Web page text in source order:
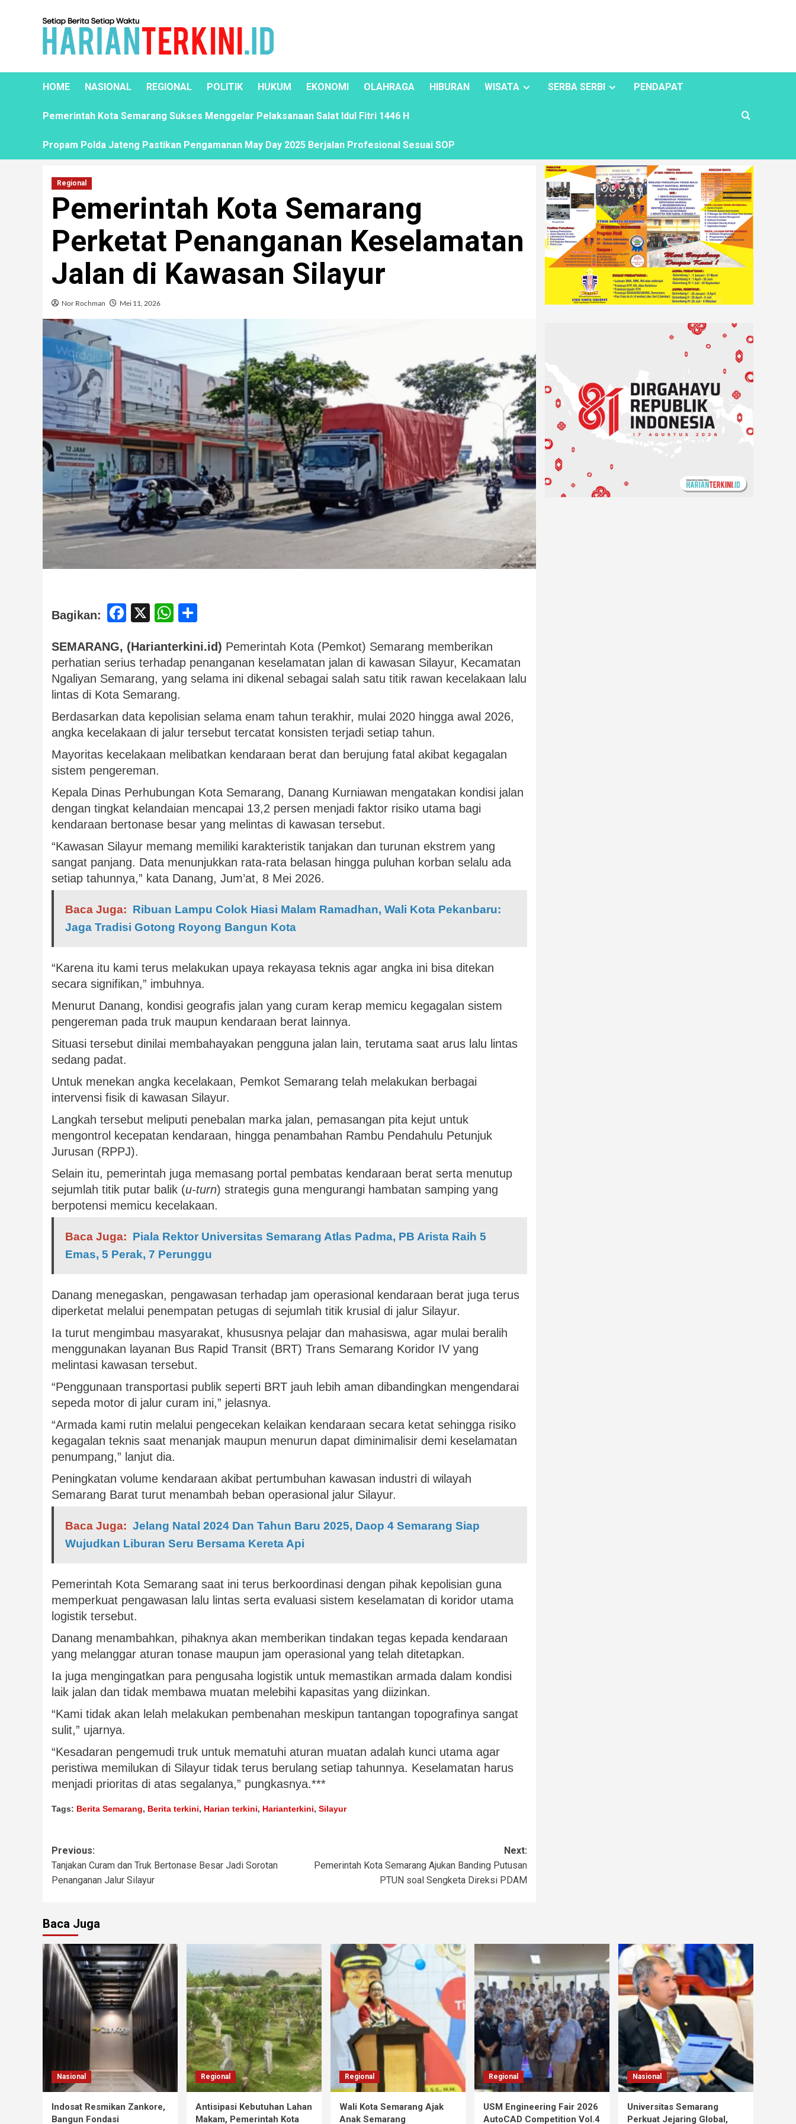
HOME NASIONAL REGIONAL POLITIK HUKUM EKONOMI OLAHRAGA HIBURAN WISATA SERBA SERBI PENDAPAT
Pemerintah Kota Semarang Sukses Menggelar Pelaksanaan Salat Idul Fitri 1446 H
Propam Polda Jateng Pastikan Pengamanan May Day 2025 Berjalan Profesional Sesuai SOP
Regional
Pemerintah Kota Semarang
Perketat Penanganan Keselamatan
Jalan di Kawasan Silayur
Nor Rochman Mei 11, 2026
Bagikan: Facebook
X WhatsApp
SEMARANG, (Harianterkini.id) Pemerintah Kota (Pemkot) Semarang memberikan
perhatian serius terhadap penanganan keselamatan jalan di kawasan Silayur, Kecamatan
Ngaliyan Semarang, yang selama ini dikenal sebagai salah satu titik rawan kecelakaan lalu
lintas di Kota Semarang.
Berdasarkan data kepolisian selama enam tahun terakhir, mulai 2020 hingga awal 2026,
angka kecelakaan di jalur tersebut tercatat konsisten terjadi setiap tahun.
Mayoritas kecelakaan melibatkan kendaraan berat dan berujung fatal akibat kegagalan
sistem pengereman.
Kepala Dinas Perhubungan Kota Semarang, Danang Kurniawan mengatakan kondisi jalan
dengan tingkat kelandaian mencapai 13,2 persen menjadi faktor risiko utama bagi
kendaraan bertonase besar yang melintas di kawasan tersebut.
“Kawasan Silayur memang memiliki karakteristik tanjakan dan turunan ekstrem yang
sangat panjang. Data menunjukkan rata-rata belasan hingga puluhan korban selalu ada
setiap tahunnya,” kata Danang, Jum’at, 8 Mei 2026.
Baca Juga: Ribuan Lampu Colok Hiasi Malam Ramadhan, Wali Kota Pekanbaru:
Jaga Tradisi Gotong Royong Bangun Kota
“Karena itu kami terus melakukan upaya rekayasa teknis agar angka ini bisa ditekan
secara signifikan,” imbuhnya.
Menurut Danang, kondisi geografis jalan yang curam kerap memicu kegagalan sistem
pengereman pada truk maupun kendaraan berat lainnya.
Situasi tersebut dinilai membahayakan pengguna jalan lain, terutama saat arus lalu lintas
sedang padat.
Untuk menekan angka kecelakaan, Pemkot Semarang telah melakukan berbagai
intervensi fisik di kawasan Silayur.
Langkah tersebut meliputi penebalan marka jalan, pemasangan pita kejut untuk
mengontrol kecepatan kendaraan, hingga penambahan Rambu Pendahulu Petunjuk
Jurusan (RPPJ).
Selain itu, pemerintah juga memasang portal pembatas kendaraan berat serta menutup
sejumlah titik putar balik (u-turn) strategis guna mengurangi hambatan samping yang
berpotensi memicu kecelakaan.
Baca Juga: Piala Rektor Universitas Semarang Atlas Padma, PB Arista Raih 5
Emas, 5 Perak, 7 Perunggu
Danang menegaskan, pengawasan terhadap jam operasional kendaraan berat juga terus
diperketat melalui penempatan petugas di sejumlah titik krusial di jalur Silayur.
Ia turut mengimbau masyarakat, khususnya pelajar dan mahasiswa, agar mulai beralih
menggunakan layanan Bus Rapid Transit (BRT) Trans Semarang Koridor IV yang
melintasi kawasan tersebut.
“Penggunaan transportasi publik seperti BRT jauh lebih aman dibandingkan mengendarai
sepeda motor di jalur curam ini,” jelasnya.
“Armada kami rutin melalui pengecekan kelaikan kendaraan secara ketat sehingga risiko
kegagalan teknis saat menanjak maupun menurun dapat diminimalisir demi keselamatan
penumpang,” lanjut dia.
Peningkatan volume kendaraan akibat pertumbuhan kawasan industri di wilayah
Semarang Barat turut menambah beban operasional jalur Silayur.
Baca Juga: Jelang Natal 2024 Dan Tahun Baru 2025, Daop 4 Semarang Siap
Wujudkan Liburan Seru Bersama Kereta Api
Pemerintah Kota Semarang saat ini terus berkoordinasi dengan pihak kepolisian guna
memperkuat pengawasan lalu lintas serta evaluasi sistem keselamatan di koridor utama
logistik tersebut.
Danang menambahkan, pihaknya akan memberikan tindakan tegas kepada kendaraan
yang melanggar aturan tonase maupun jam operasional yang telah ditetapkan.
Ia juga mengingatkan para pengusaha logistik untuk memastikan armada dalam kondisi
laik jalan dan tidak membawa muatan melebihi kapasitas yang diizinkan.
“Kami tidak akan lelah melakukan pembenahan meskipun tantangan topografinya sangat
sulit,” ujarnya.
“Kesadaran pengemudi truk untuk mematuhi aturan muatan adalah kunci utama agar
peristiwa memilukan di Silayur tidak terus berulang setiap tahunnya. Keselamatan harus
menjadi prioritas di atas segalanya,” pungkasnya.***
Tags: Berita Semarang, Berita terkini, Harian terkini, Harianterkini, Silayur
Previous:
Tanjakan Curam dan Truk Bertonase Besar Jadi Sorotan
Penanganan Jalur Silayur
Next:
Pemerintah Kota Semarang Ajukan Banding Putusan
PTUN soal Sengketa Direksi PDAM
Baca Juga
Nasional
Indosat Resmikan Zankore,
Bangun Fondasi
Regional
Antisipasi Kebutuhan Lahan
Makam, Pemerintah Kota
Regional
Wali Kota Semarang Ajak
Anak Semarang
Regional
USM Engineering Fair 2026
AutoCAD Competition Vol.4
Nasional
Universitas Semarang
Perkuat Jejaring Global,